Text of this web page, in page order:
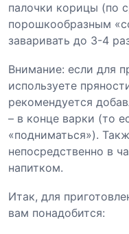
палочки корицы (по
порошкообразным
заваривать до 3-4
Внимание: если для
используете
рекомендуется
– в конце варки (то
«подниматься»).
непосредственно в
напитком.
Итак, для
вам понадобится: